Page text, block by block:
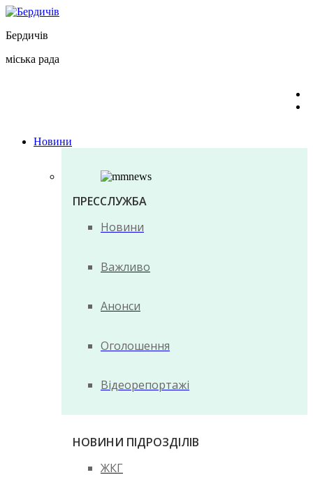
Перейти
вмісту
Бердичів
міська рада
Новини
ПРЕССЛУЖБА
Новини
Важливо
Анонси
Оголошення
Відеорепортажі
НОВИНИ ПІДРОЗДІЛІВ
ЖКГ